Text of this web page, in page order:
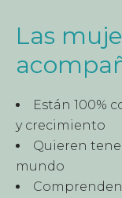
Las
Están 100%
y crecimiento
Quieren
mundo